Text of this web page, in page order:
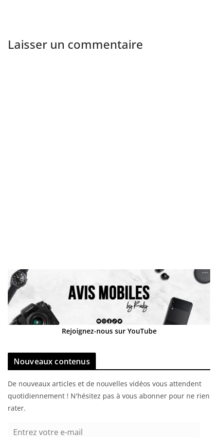
Laisser un commentaire
Rejoignez-nous sur YouTube
Nouveaux contenus
De nouveaux articles et de nouvelles vidéos vous attendent
quotidiennement ! N'hésitez pas à vous abonner pour ne rien
rater.